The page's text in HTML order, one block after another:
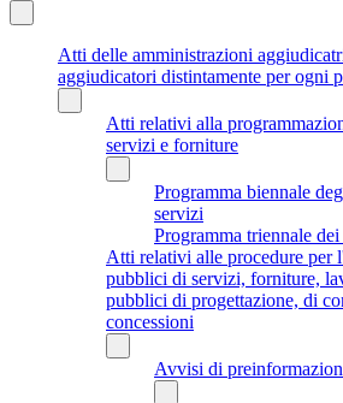
Atti delle amministrazioni
aggiudicatori distintamente per ogni
Atti relativi alla
servizi e forniture
Programma biennale
servizi
Programma triennale
Atti relativi alle procedure per
pubblici di servizi, forniture,
pubblici di progettazione, di
concessioni
Avvisi di